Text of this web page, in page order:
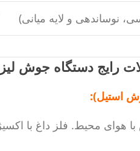
نوساندهی و لایه میانی)
رایج دستگاه جوش
استیل):
هوای محیط. فلز داغ با